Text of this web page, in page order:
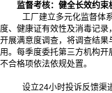
监督考核：健全长效约束
工厂建立多元化监督体
度、健康证有效性及消毒记
开展满意度调查，将调查结
用。每季度委托第三方机构开
不合格项依法依规处置。
设立24小时投诉反馈渠